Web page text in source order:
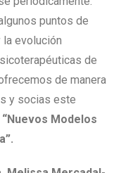
puntos de
evolución
de
de manera
y socias este
“Nuevos Modelos